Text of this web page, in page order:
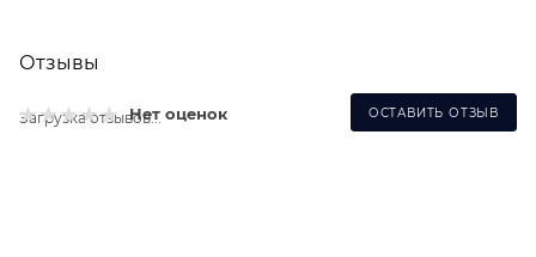
Отзывы
Нет оценок ОСТАВИТЬ ОТЗЫВ
Загрузка отзывов...